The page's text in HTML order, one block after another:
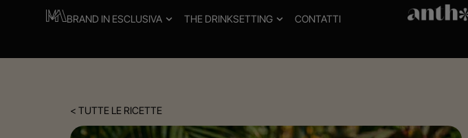
BRAND IN ESCLUSIVA THE DRINKSETTING
CONTATTI
< TUTTE LE RICETTE